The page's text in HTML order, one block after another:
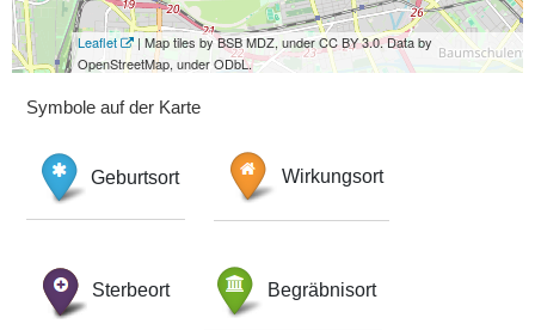
Leaflet
| Map tiles by BSB MDZ, under CC BY 3.0. Data by
OpenStreetMap, under ODbL.
Symbole auf der Karte
Geburtsort Wirkungsort
Sterbeort Begräbnisort